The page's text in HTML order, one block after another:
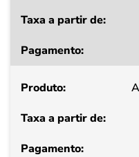
a
de
Pagamento